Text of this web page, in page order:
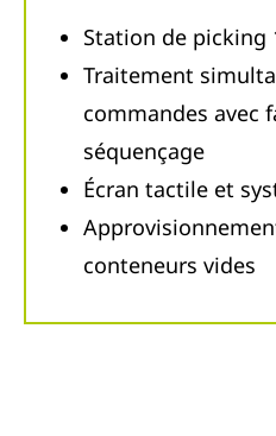
Station de picking
Traitement
commandes avec
séquençage
Écran tactile et
conteneurs vides